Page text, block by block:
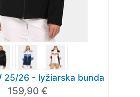
25/26 - lyžiarska bunda
159,90 €